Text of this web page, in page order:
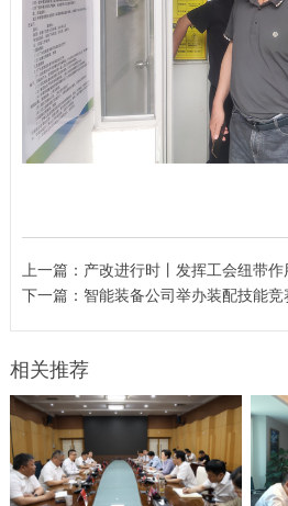
上一篇： 产改进行时丨发挥工会纽带
下一篇： 智能装备公司举办装配技能竞
相关推荐